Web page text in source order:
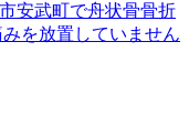
市安武町で舟状骨骨折
を放置していません